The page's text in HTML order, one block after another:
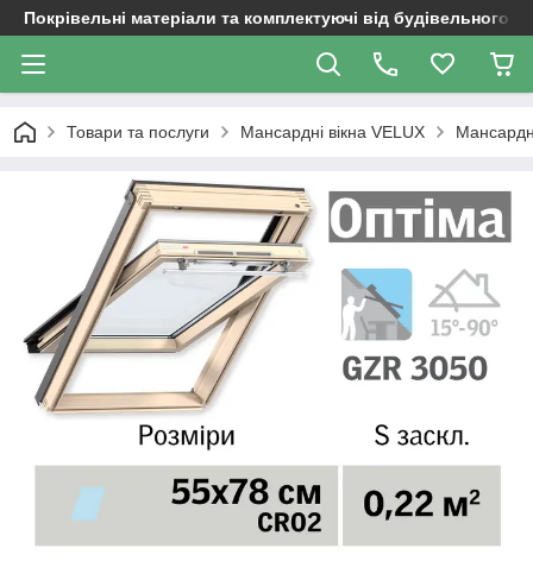
Покрівельні матеріали та комплектуючі від будівельного
Товари та послуги Мансардні вікна VELUX